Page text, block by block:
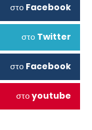
στο Facebook
στο Twitter
στο Facebook
στοyoutube